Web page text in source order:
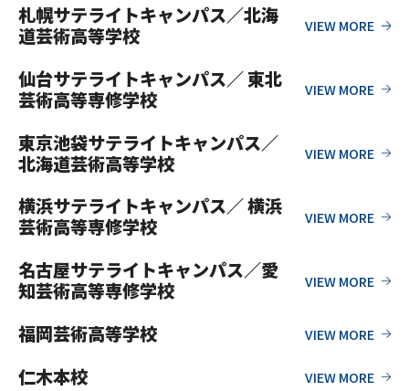
札幌サテライトキャンパス／北海
道芸術高等学校
仙台サテライトキャンパス／ 東北
芸術高等専修学校
東京池袋サテライトキャンパス／
北海道芸術高等学校
横浜サテライトキャンパス／ 横浜
芸術高等専修学校
名古屋サテライトキャンパス／愛
知芸術高等専修学校
福岡芸術高等学校
仁木本校